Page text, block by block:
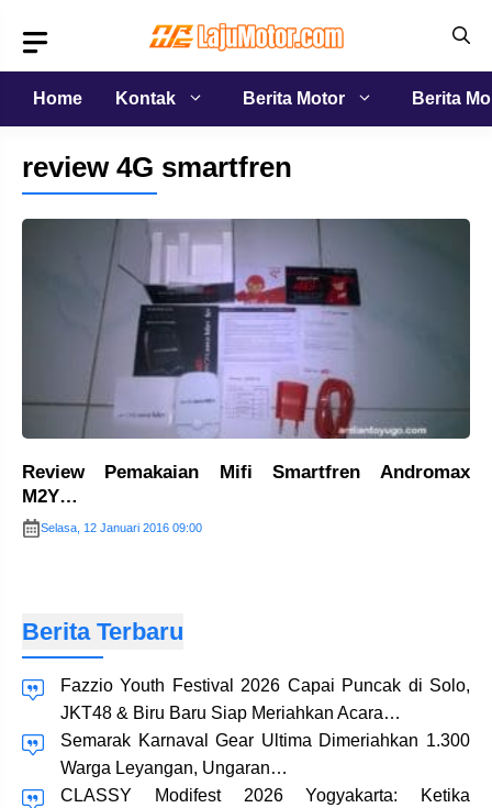
isi
Home
Kontak Berita Motor Berita
review 4G smartfren
Review Pemakaian Mifi Smartfren Andromax
M2Y…
Selasa, 12 Januari 2016 09:00
Berita Terbaru
Fazzio Youth Festival 2026 Capai Puncak di Solo,
JKT48 & Biru Baru Siap Meriahkan Acara…
Semarak Karnaval Gear Ultima Dimeriahkan 1.300
Warga Leyangan, Ungaran…
CLASSY Modifest 2026 Yogyakarta: Ketika